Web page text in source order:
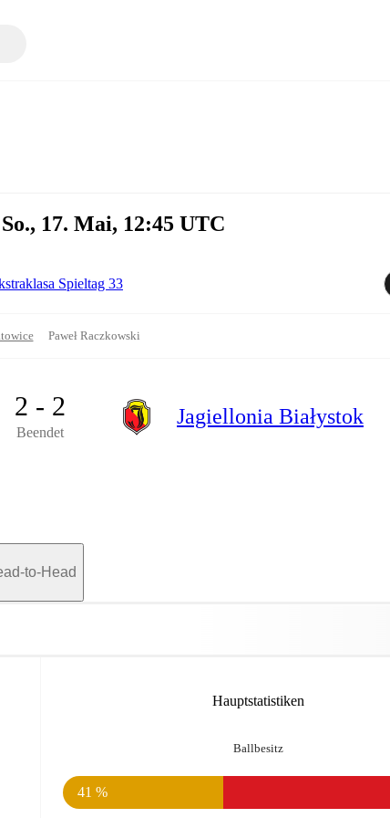
17. Mai, 12:45 UTC
Spieltag 33
Paweł Raczkowski
2 - 2
Beendet
Jagiellonia Białystok
to-Head
Hauptstatistiken
Ballbesitz
41 %